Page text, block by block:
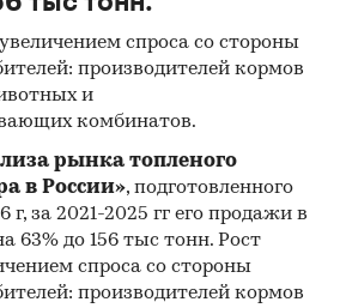
спроса со стороны
производителей кормов
и
комбинатов.
рынка топленого
в России», подготовленного
г, за 2021-2025 гг его продажи в
63% до 156 тыс тонн. Рост
спроса со стороны
производителей кормов